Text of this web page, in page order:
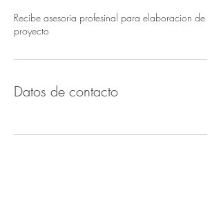
Recibe asesoria profesinal para elaboracion de
proyecto
Datos de contacto